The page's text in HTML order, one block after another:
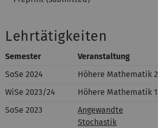
Lehrtätigkeiten
Semester Veranstaltung
SoSe 2024
Höhere Mathematik 2
WiSe 2023/24
Höhere Mathematik 1
SoSe 2023
Angewandte
Stochastik